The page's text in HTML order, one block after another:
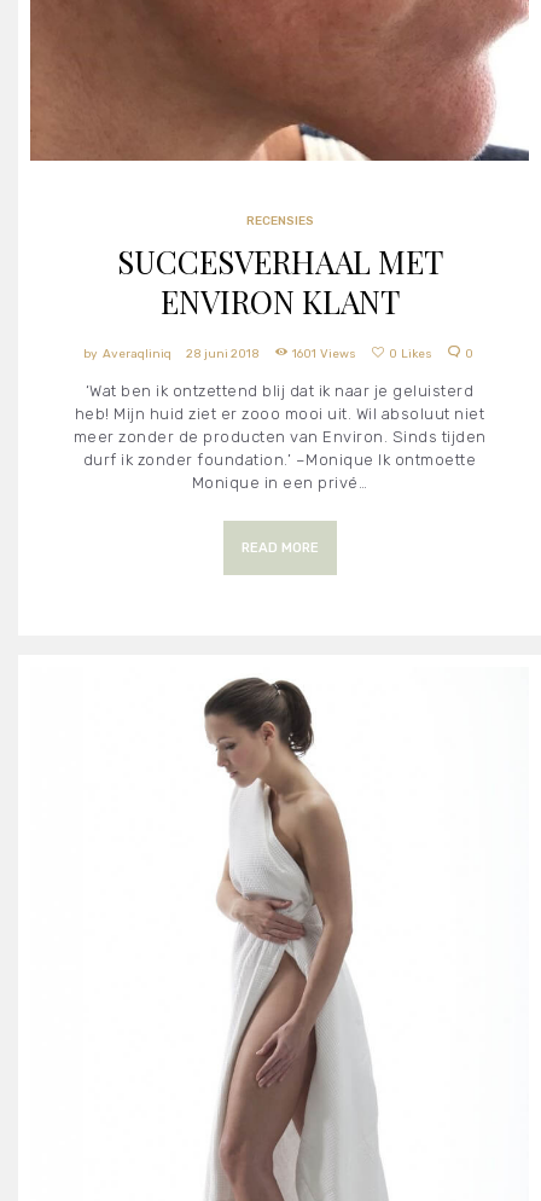
RECENSIES
SUCCESVERHAAL MET
ENVIRON KLANT
Averaqliniq 28 juni 2018 1601 Views 0 Likes 0
‘Wat ben ik ontzettend blij dat ik naar je geluisterd
heb! Mijn huid ziet er zooo mooi uit. Wil absoluut niet
meer zonder de producten van Environ. Sinds tijden
durf ik zonder foundation.’ –Monique Ik ontmoette
Monique in een privé…
READ MORE
RECENSIES